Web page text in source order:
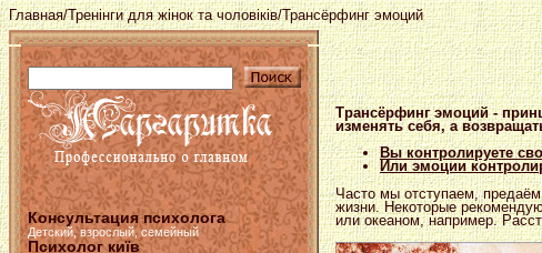
Главная/Тренінги для жінок та чоловіків/Трансёрфинг эмоций
Консультация психолога
Детский, взрослый, семейный
Психолог київ
Трансёрфинг эмоций -
изменять себя, а
Вы контролируете
Или эмоции
Часто мы отступаем,
жизни. Некоторые
или океаном, например.